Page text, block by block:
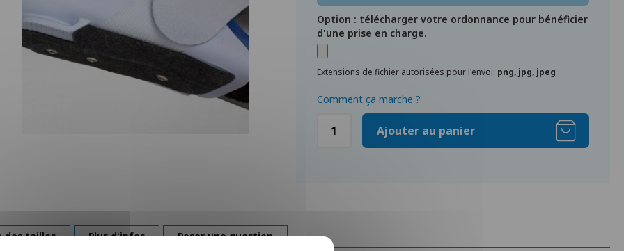
Option : télécharger votre ordonnance pour bénéficier
d'une prise en charge.
Extensions de fichier autorisées pour l'envoi: png, jpg, jpeg
Comment ça marche ?
Ajouter au panier
des tailles Plus d'infos Poser une question